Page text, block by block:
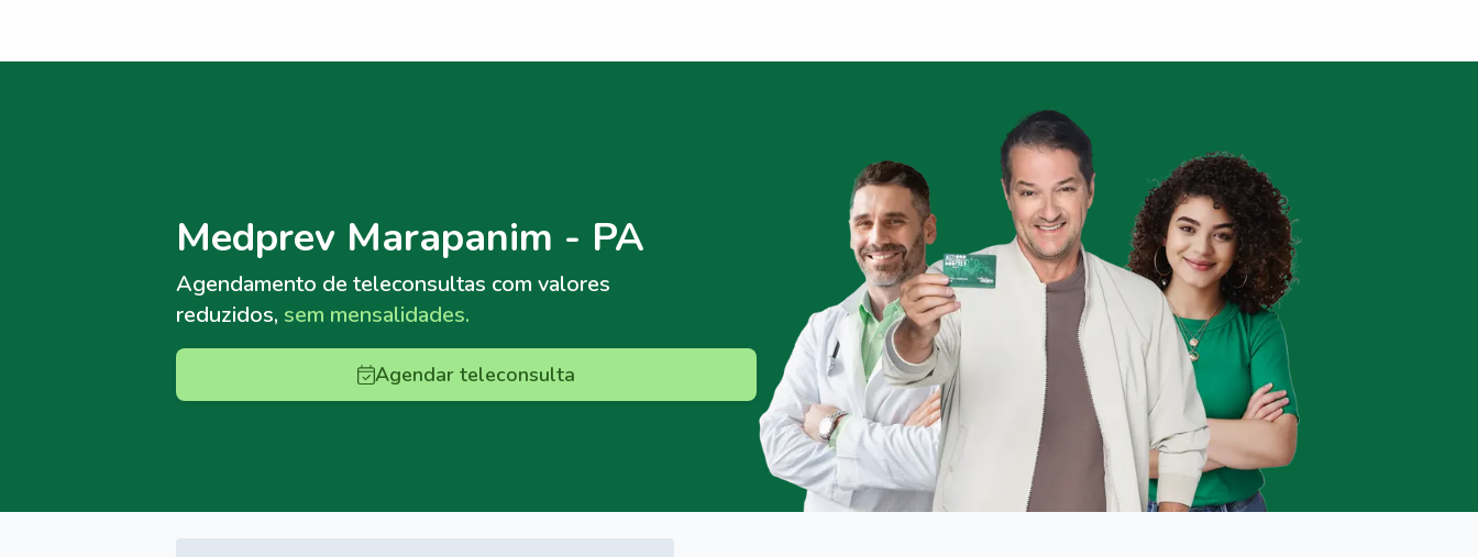
Medprev Marapanim - PA
Agendamento de teleconsultas com valores
reduzidos, sem mensalidades.
Agendar teleconsulta